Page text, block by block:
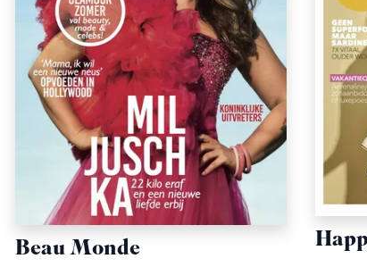
Beau Monde